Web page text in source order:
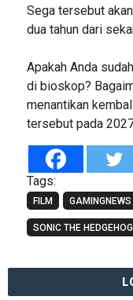
Sega tersebut
dua tahun dari
Apakah Anda
di bioskop?
menantikan
tersebut pada
Tags:
FILM GAMINGNEWS
SONIC THE